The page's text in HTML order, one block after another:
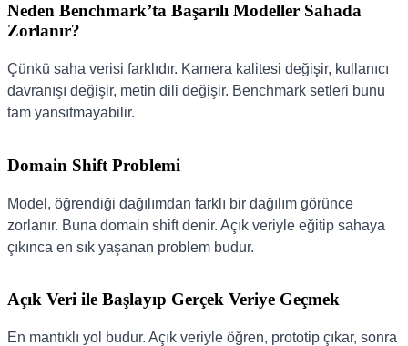
Neden Benchmark’ta Başarılı Modeller Sahada
Zorlanır?
Çünkü saha verisi farklıdır. Kamera kalitesi değişir, kullanıcı
davranışı değişir, metin dili değişir. Benchmark setleri bunu
tam yansıtmayabilir.
Domain Shift Problemi
Model, öğrendiği dağılımdan farklı bir dağılım görünce
zorlanır. Buna domain shift denir. Açık veriyle eğitip sahaya
çıkınca en sık yaşanan problem budur.
Açık Veri ile Başlayıp Gerçek Veriye Geçmek
En mantıklı yol budur. Açık veriyle öğren, prototip çıkar, sonra